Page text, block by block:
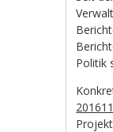
Politik